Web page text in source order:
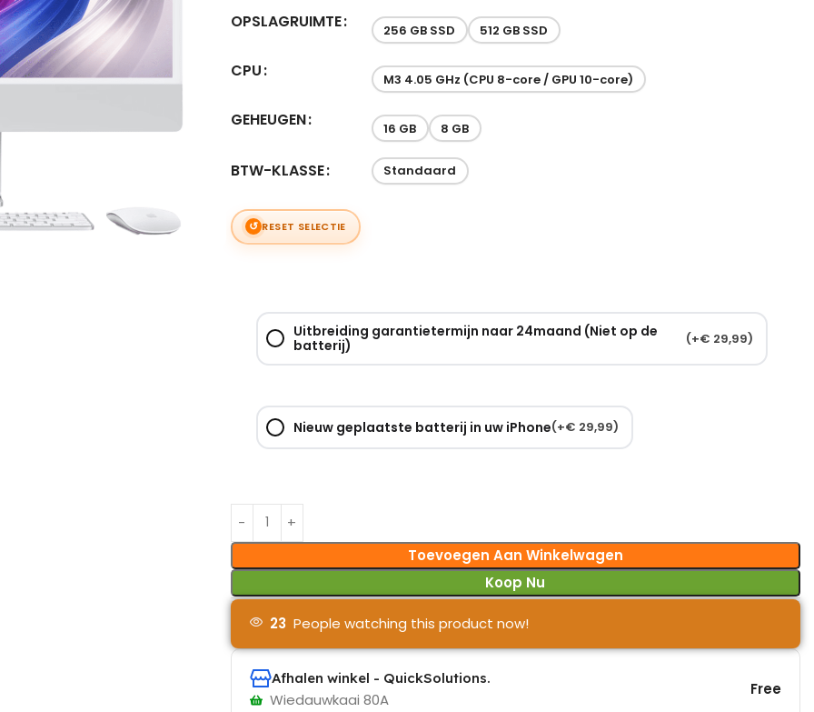
OPSLAGRUIMTE 256 GB SSD 512 GB SSD
CPU M3 4.05 GHz (CPU 8-core / GPU 10-core)
GEHEUGEN 16 GB 8 GB
BTW-KLASSE Standaard
RESET SELECTIE
Uitbreiding garantietermijn naar 24maand (Niet op de
batterij)
(+€ 29,99)
Nieuw geplaatste batterij in uw iPhone(+€ 29,99)
Toevoegen Aan Winkelwagen
Koop Nu
23 People watching this product now!
Afhalen winkel - QuickSolutions.
Wiedauwkaai 80A
Free